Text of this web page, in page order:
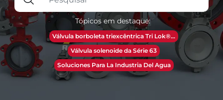
Tópicos em destaque:
Válvula borboleta triexcêntrica Tri Lok®...
Válvula solenoide da Série 63
Soluciones Para La Industria Del Agua